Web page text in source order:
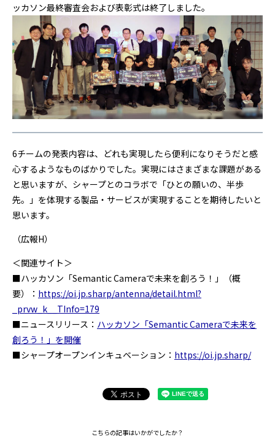
ッカソン最終審査会および表彰式は終了しました。
6チームの発表内容は、どれも実現したら便利になりそうだと感
心するようなものばかりでした。実現にはさまざまな課題がある
と思いますが、シャープとのコラボで「ひとの願いの、半歩
先。」を体現する製品・サービスが実現することを期待したいと
思います。
（広報H）
＜関連サイト＞
■ハッカソン「Semantic Cameraで未来を創ろう！」（概
要）： https://oi.jp.sharp/antenna/detail.html?
_prvw_k__TInfo=179
■ニュースリリース： ハッカソン「Semantic Cameraで未来を
創ろう！」を開催
■シャープオープンインキュベーション： https://oi.jp.sharp/